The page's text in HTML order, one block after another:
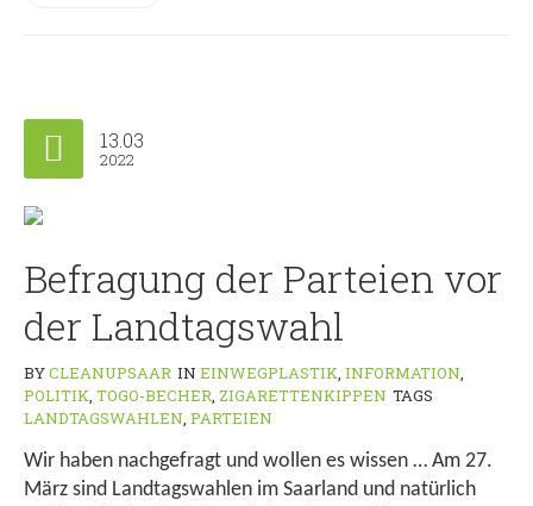
13.03
2022
Befragung der Parteien vor
der Landtagswahl
BYCLEANUPSAAR IN EINWEGPLASTIK, INFORMATION,
POLITIK, TOGO-BECHER, ZIGARETTENKIPPEN TAGS
LANDTAGSWAHLEN, PARTEIEN
Wir haben nachgefragt und wollen es wissen … Am 27.
März sind Landtagswahlen im Saarland und natürlich